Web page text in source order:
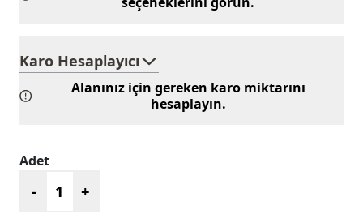
Karo Hesaplayıcı
Alanınız için gereken karo miktarını
hesaplayın.
Adet
- +